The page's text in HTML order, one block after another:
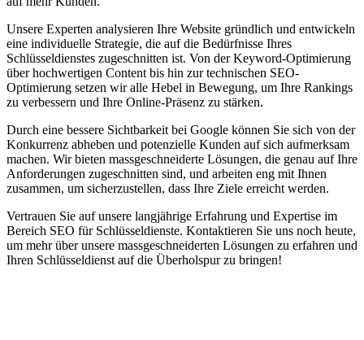
Unsere Experten analysieren Ihre Website gründlich und entwickeln
eine individuelle Strategie, die auf die Bedürfnisse Ihres
Schlüsseldienstes zugeschnitten ist. Von der Keyword-Optimierung
über hochwertigen Content bis hin zur technischen SEO-
Optimierung setzen wir alle Hebel in Bewegung, um Ihre Rankings
zu verbessern und Ihre Online-Präsenz zu stärken.
Durch eine bessere Sichtbarkeit bei Google können Sie sich von der
Konkurrenz abheben und potenzielle Kunden auf sich aufmerksam
machen. Wir bieten massgeschneiderte Lösungen, die genau auf Ihre
Anforderungen zugeschnitten sind, und arbeiten eng mit Ihnen
zusammen, um sicherzustellen, dass Ihre Ziele erreicht werden.
Vertrauen Sie auf unsere langjährige Erfahrung und Expertise im
Bereich SEO für Schlüsseldienste. Kontaktieren Sie uns noch heute,
um mehr über unsere massgeschneiderten Lösungen zu erfahren und
Ihren Schlüsseldienst auf die Überholspur zu bringen!